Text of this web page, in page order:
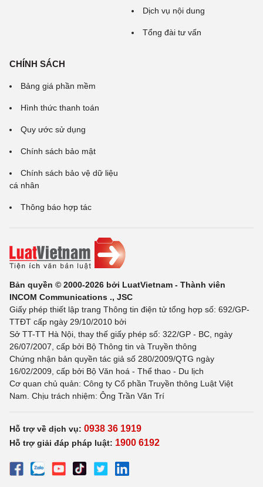
Dịch vụ nội dung
Tổng đài tư vấn
CHÍNH SÁCH
Bảng giá phần mềm
Hình thức thanh toán
Quy ước sử dụng
Chính sách bảo mật
Chính sách bảo vệ dữ liệu
cá nhân
Thông báo hợp tác
Bản quyền © 2000-2026 bởi LuatVietnam - Thành viên
INCOM Communications ., JSC
Giấy phép thiết lập trang Thông tin điện tử tổng hợp số: 692/GP-
TTĐT cấp ngày 29/10/2010 bởi
Sở TT-TT Hà Nội, thay thế giấy phép số: 322/GP - BC, ngày
26/07/2007, cấp bởi Bộ Thông tin và Truyền thông
Chứng nhận bản quyền tác giả số 280/2009/QTG ngày
16/02/2009, cấp bởi Bộ Văn hoá - Thể thao - Du lịch
Cơ quan chủ quản: Công ty Cổ phần Truyền thông Luật Việt
Nam. Chịu trách nhiệm: Ông Trần Văn Trí
Hỗ trợ về dịch vụ: 0938 36 1919
Hỗ trợ giải đáp pháp luật: 1900 6192